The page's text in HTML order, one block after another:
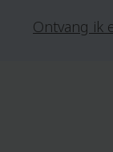
Ontvang ik